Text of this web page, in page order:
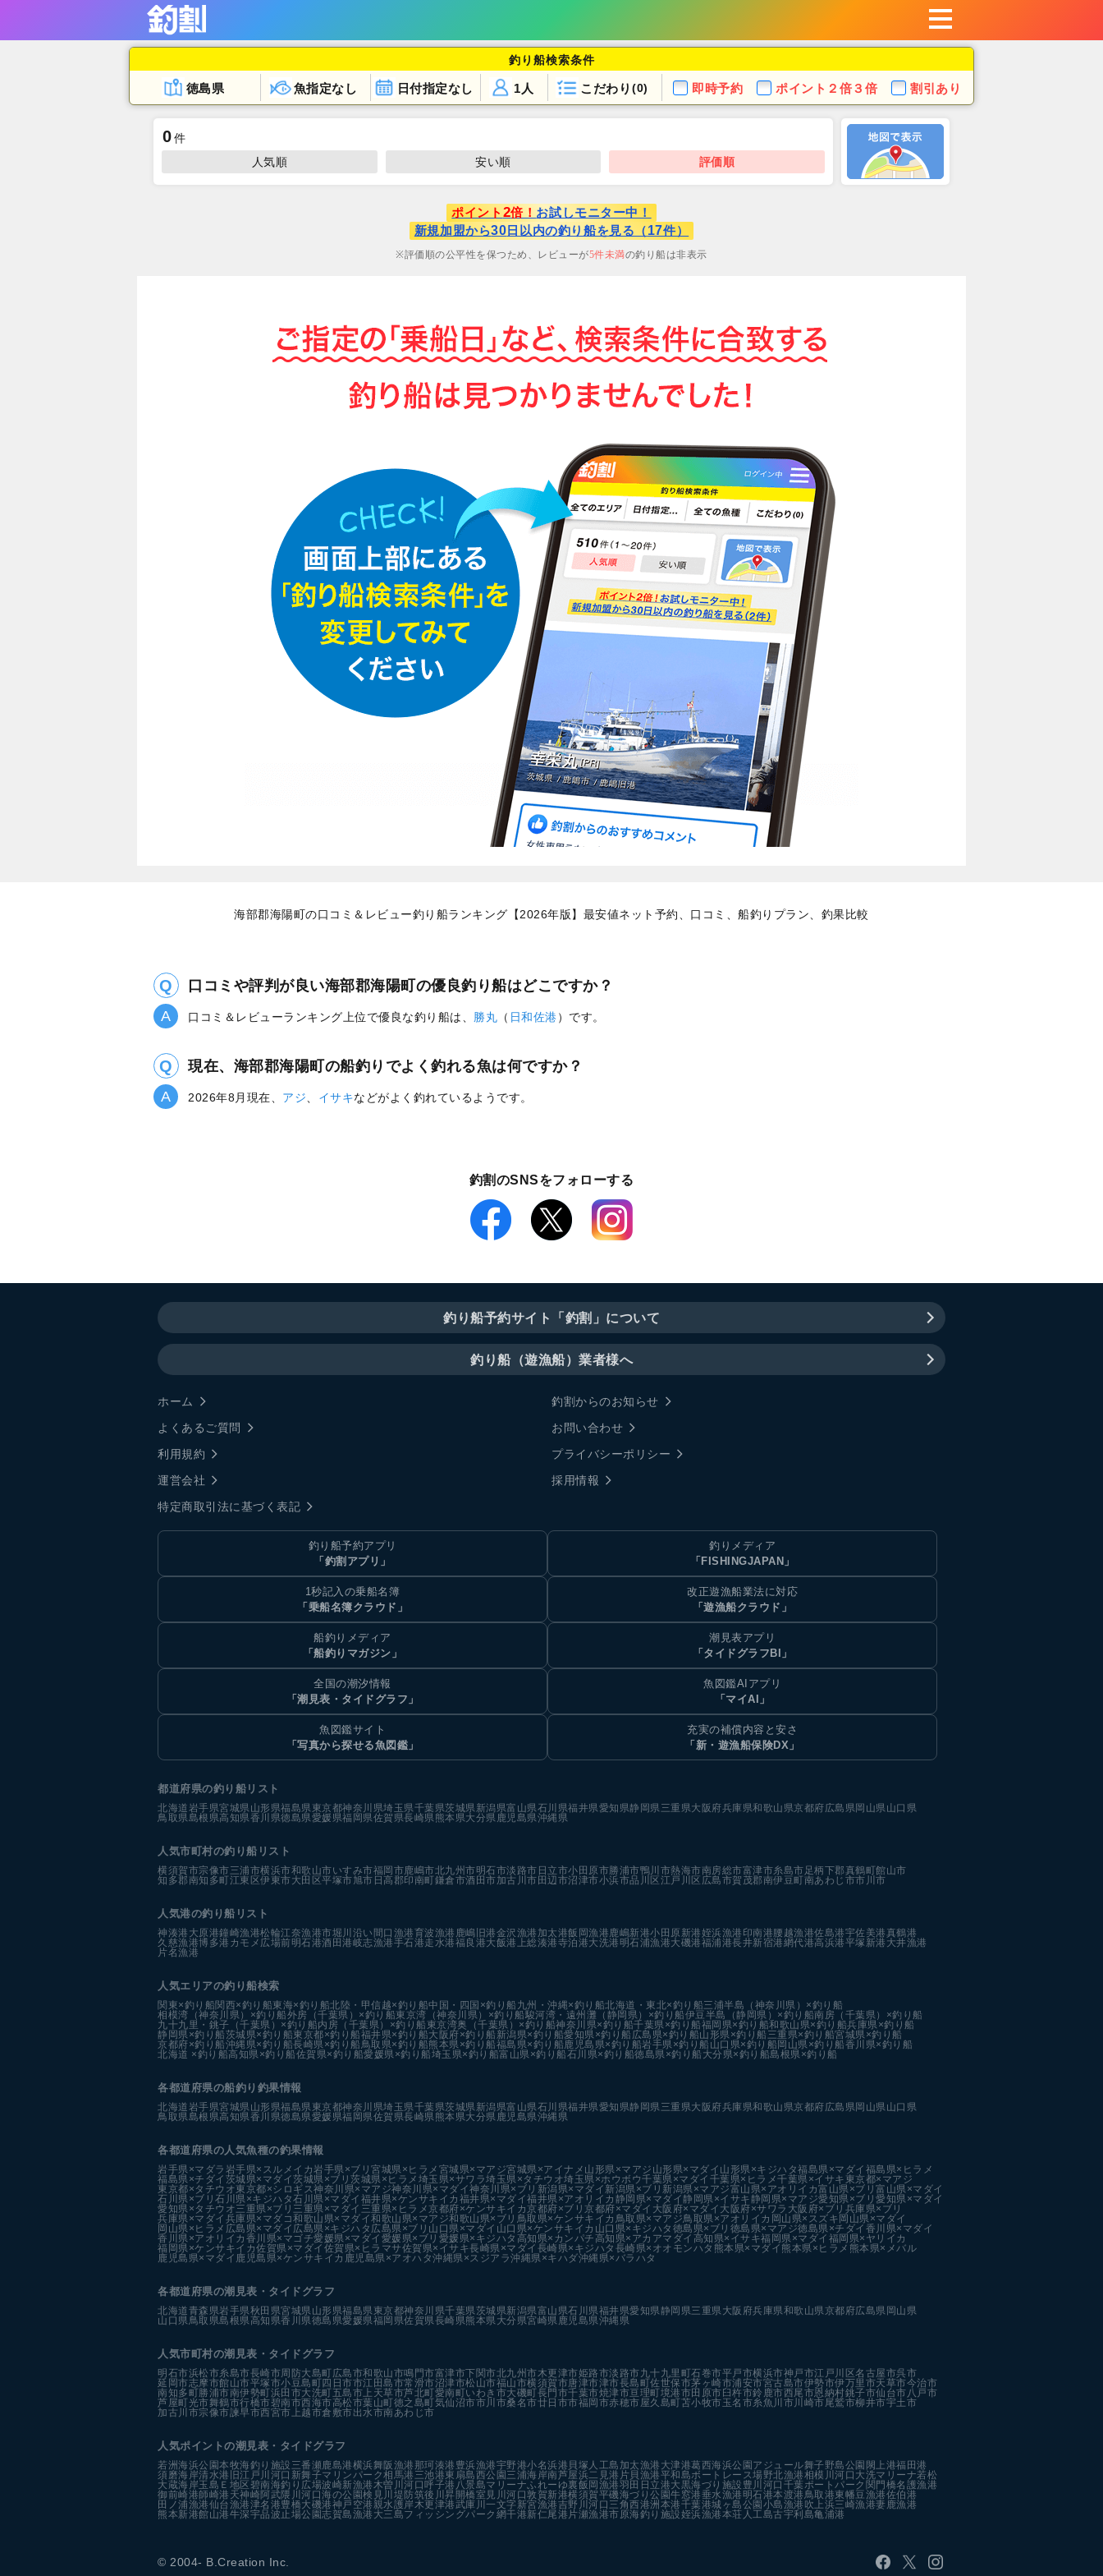
釣り船検索条件
徳島県 魚指定なし 日付指定なし こだわり (0)
1人 即時予約 ポイント ２倍３倍 割引あり
0件
人気順
安い順 評価順
ポイント 2倍！ お試しモニター中！
新規加盟から30 日以内の釣り船を見る（17件）
評価順の公平性を保つため、レビューが5件未満の釣り船は非表示
海部郡海陽町の口コミ＆レビュー釣り船ランキング【2026年版】最安値ネット予約、口コミ、船釣りプラン、釣果比較
口コミや評判が良い海部郡海陽町の優良釣り船はどこですか？
口コミ＆レビューランキング上位で優良な釣り船は、 勝丸 （ 日和佐港）です。
現在、海部郡海陽町の船釣りでよく釣れる魚は何ですか？
2026年8月現在、 アジ、 イサキなどがよく釣れているようです。
釣割のSNSをフォローする
釣り船予約サイト「釣割」について
釣り船（遊漁船）業者様へ
ホーム
釣割からのお知らせ
よくあるご質問
お問い合わせ
利用規約
プライバシーポリシー
運営会社
採用情報
特定商取引法に基づく表記
釣り船予約アプリ
「釣割アプリ」
釣りメディア
「FISHINGJAPAN」
1秒記入の乗船名簿
「乗船名簿クラウド」
改正遊漁船業法に対応
「遊漁船クラウド」
船釣りメディア
「船釣りマガジン」
潮見表アプリ
「タイドグラフBI」
全国の潮汐情報
「潮見表・タイドグラフ」
魚図鑑AIアプリ
「マイAI」
魚図鑑サイト
「写真から探せる魚図鑑」
充実の補償内容と安さ
「新・遊漁船保険DX」
都道府県の釣り船リスト
北海道岩手県宮城県山形県福島県東京都神奈川県埼玉県千葉県茨城県新潟県富山県石川県福井県愛知県静岡県三重県大阪府兵庫県和歌山県京都府広島県岡山県山口県
鳥取県島根県高知県香川県徳島県愛媛県福岡県佐賀県長崎県熊本県大分県鹿児島県沖縄県
人気市町村の釣り船リスト
横須賀市宗像市三浦市横浜市和歌山市いすみ市福岡市鹿嶋市北九州市明石市淡路市 日立市小田原市勝浦市鴨川市熱海市南房総市富津市糸島市足柄下郡真鶴町館山市
知多郡南知多町江東区伊東市大田区平塚市旭市 日高郡印南町鎌倉市酒田市加古川市 田辺市沼津市小浜市品川区 江戸川区 広島市賀茂郡南伊豆町南あわじ市市川市
人気港の釣り船リスト
神湊港 大原港鐘崎漁港松輪江奈漁港市堀川沿い 間口漁港育波漁港 鹿嶋旧港金沢漁港 加太港飯岡漁港鹿嶋新港小田原新港姪浜漁港 印南港 腰越漁港佐島港宇佐美港真鶴港
久慈漁港博多港カモメ広場前明石港酒田港岐志漁港手石港走水港福良港大飯港 上総湊港寺泊港大洗港 明石浦漁港大磯港福浦港長井新宿港網代港高浜港平塚新港 大井漁港
片名漁港
人気エリアの釣り船検索
関東×釣り船関西×釣り船東海×釣り船北陸・甲信越×釣り船中国・四国×釣り船 九州・沖縄×釣り船北海道・東北×釣り船三浦半島（神奈川県）×釣り船
相模湾（神奈川県）×釣り船外房（千葉県）×釣り船東京湾（神奈川県）×釣り船駿河湾・遠州灘（静岡県）×釣り船伊豆半島（静岡県）×釣り船南房（千葉県）×釣り船
九十九里・銚子（千葉県）×釣り船内房（千葉県）×釣り船 東京湾奥（千葉県）×釣り船神奈川県×釣り船千葉県×釣り船福岡県×釣り船和歌山県×釣り船兵庫県×釣り船
静岡県×釣り船茨城県×釣り船東京都×釣り船福井県×釣り船大阪府×釣り船 新潟県×釣り船愛知県×釣り船 広島県×釣り船山形県×釣り船 三重県×釣り船宮城県×釣り船
京都府×釣り船沖縄県×釣り船長崎県×釣り船鳥取県×釣り船熊本県×釣り船福島県×釣り船鹿児島県×釣り船岩手県×釣り船 山口県×釣り船 岡山県×釣り船香川県×釣り船
北海道 ×釣り船高知県×釣り船佐賀県×釣り船愛媛県×釣り船埼玉県×釣り船富山県×釣り船石川県×釣り船徳島県×釣り船 大分県×釣り船島根県×釣り船
各都道府県の船釣り釣果情報
北海道岩手県宮城県山形県福島県東京都神奈川県埼玉県千葉県茨城県新潟県富山県石川県福井県愛知県静岡県三重県大阪府兵庫県和歌山県京都府広島県岡山県山口県
鳥取県島根県高知県香川県徳島県愛媛県福岡県佐賀県長崎県熊本県大分県鹿児島県沖縄県
各都道府県の人気魚種の釣果情報
岩手県×マダラ 岩手県×スルメイカ岩手県×ブリ 宮城県×ヒラメ 宮城県×マアジ宮城県×アイナメ 山形県×マアジ 山形県×マダイ 山形県×キジハタ福島県×マダイ 福島県×ヒラメ
福島県×チダイ 茨城県×マダイ茨城県×ブリ 茨城県×ヒラメ 埼玉県×サワラ埼玉県×タチウオ埼玉県×ホウボウ千葉県×マダイ 千葉県×ヒラメ千葉県×イサキ 東京都×マアジ
東京都×タチウオ東京都×シロギス神奈川県×マアジ神奈川県×マダイ神奈川県×ブリ 新潟県×マダイ 新潟県×ブリ 新潟県×マアジ富山県×アオリイカ富山県×ブリ 富山県×マダイ
石川県×ブリ 石川県×キジハタ石川県×マダイ 福井県×ケンサキイカ 福井県×マダイ福井県×アオリイカ 静岡県×マダイ 静岡県×イサキ 静岡県×マアジ愛知県×ブリ 愛知県×マダイ
愛知県×タチウオ三重県×ブリ 三重県×マダイ 三重県×ヒラメ京都府×ケンサキイカ京都府×ブリ 京都府×マダイ 大阪府×マダイ 大阪府×サワラ 大阪府×ブリ 兵庫県×ブリ
兵庫県×マダイ 兵庫県×マダコ和歌山県×マダイ和歌山県×マアジ和歌山県×ブリ 鳥取県×ケンサキイカ 鳥取県×マアジ鳥取県×アオリイカ 岡山県×スズキ 岡山県×マダイ
岡山県×ヒラメ 広島県×マダイ 広島県×キジハタ 広島県×ブリ 山口県×マダイ 山口県×ケンサキイカ 山口県×キジハタ 徳島県×ブリ 徳島県×マアジ徳島県×チダイ 香川県×マダイ
香川県×アオリイカ 香川県×マゴチ愛媛県×マダイ 愛媛県×ブリ 愛媛県×キジハタ 高知県×カンパチ高知県×アカアマダイ 高知県×イサキ福岡県×マダイ 福岡県×ヤリイカ
福岡県×ケンサキイカ佐賀県×マダイ 佐賀県×ヒラマサ佐賀県×イサキ長崎県×マダイ 長崎県×キジハタ 長崎県×オオモンハタ 熊本県×マダイ 熊本県×ヒラメ 熊本県×メバル
鹿児島県×マダイ 鹿児島県×ケンサキイカ 鹿児島県×アオハタ沖縄県×スジアラ沖縄県×キハダ沖縄県×バラハタ
各都道府県の潮見表 ・タイドグラフ
北海道青森県岩手県秋田県宮城県山形県福島県東京都神奈川県千葉県茨城県新潟県富山県石川県福井県愛知県静岡県三重県大阪府兵庫県和歌山県京都府広島県 岡山県
山口県鳥取県島根県高知県香川県徳島県愛媛県福岡県佐賀県長崎県熊本県大分県宮崎県鹿児島県沖縄県
人気市町村の潮見表・タイドグラフ
明石市浜松市糸島市長崎市周防大島町広島市和歌山市鳴門市富津市下関市北九州市木更津市姫路市淡路市九十九里町石巻市平戸市横浜市神戸市江戸川区名古屋市呉市
延岡市志摩市館山市平塚市小豆島町四日市市江田島市常滑市沼津市松山市福山市横須賀市唐津市津市長島町佐世保市茅ヶ崎市浦安市宮古島市伊勢市伊万里市天草市今治市
南知多町勝浦市南伊勢町浜田市大洗町五島市 上天草市芦北町愛南町いわき市大磯町長門市千葉市焼津市亘理町境港市田原市 臼杵市鈴鹿市西尾市恩納村銚子市仙台市八戸市
芦屋町光市舞鶴市行橋市碧南市西海市高松市葉山町徳之島町気仙沼市市川市桑名市廿日市市福岡市赤穂市屋久島町苫小牧市玉名市糸魚川市川崎市尾鷲市柳井市宇土市
加古川市宗像市諫早市西宮市 上越市倉敷市出水市南あわじ市
人気ポイントの潮見表・タイドグラフ
若洲海浜公園本牧海釣り施設 三番瀬鹿島港横浜舞阪漁港 那珂湊港 豊浜漁港宇野港小名浜港 貝塚人工島 加太漁港 大津港葛西海浜公園 アジュール舞子野島公園 閖上港福田港
須磨海岸清水港 旧江戸川河口 新舞子マリンパーク相馬港 三池港東扇島西公園 三浦海岸南芦屋浜二見港 片貝漁港平和島ボートレース場野北漁港相模川河口 大洗マリーナ若松
大蔵海岸玉島Ｅ地区 碧南海釣り広場波崎新漁港木曽川河口 呼子港 八景島マリーナふれーゆ裏飯岡漁港羽田 日立港大黒海づり施設 豊川河口 千葉ポートパーク 関門橋名護漁港
御前崎港師崎港 天神崎 阿武隈川河口海の公園検見川堤防筑後川昇開橋室見川河口敦賀新港横須賀平磯海づり公園牛窓港垂水漁港 明石港本渡港鳥取港東幡豆漁港佐伯港
田ノ浦漁港仙台漁港津名港豊橋大磯港神戸空港親水護岸木更津港武庫川一文字 新宮漁港吉野川河口 三角西港洲本港千葉港城ヶ島公園 小島漁港 吹上浜三崎漁港妻鹿漁港
熊本新港館山港牛深宇品波止場公園志賀島漁港 大三島フィッシングパーク 網干港新仁尾港 片瀬漁港市原海釣り施設姪浜漁港本荘人工島古宇利島亀浦港
© 2004- B.Creation Inc.